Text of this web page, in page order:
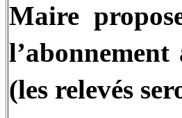
Maire
(les relevés